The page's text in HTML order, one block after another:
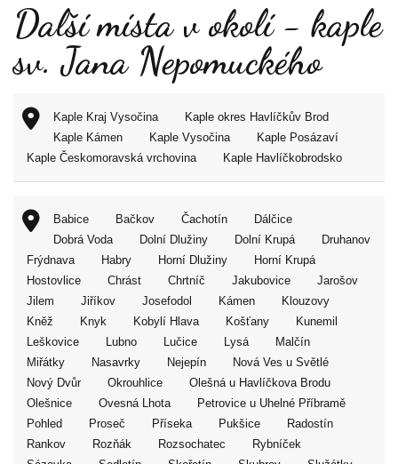
Další místa v okolí - kaple
sv. Jana Nepomuckého
Kaple Kraj Vysočina
Kaple okres Havlíčkův Brod
Kaple Kámen
Kaple Vysočina
Kaple Posázaví
Kaple Českomoravská vrchovina
Kaple Havlíčkobrodsko
Babice Bačkov Čachotín
Dálčice
Dobrá Voda
Dolní Dlužiny Dolní Krupá
Druhanov
Frýdnava
Habry Horní Dlužiny
Horní Krupá
Hostovlice
Chrást Chrtníč Jakubovice
Jarošov
Jilem
Jiříkov Josefodol Kámen
Klouzovy
Kněž
Knyk Kobylí Hlava Košťany
Kunemil
Leškovice
Lubno Lučice Lysá
Malčín
Miřátky
Nasavrky Nejepín
Nová Ves u Světlé
Nový Dvůr
Okrouhlice
Olešná u Havlíčkova Brodu
Olešnice
Ovesná Lhota
Petrovice u Uhelné Příbramě
Pohled
Proseč Příseka Pukšice
Radostín
Rankov
Rozňák Rozsochatec
Rybníček